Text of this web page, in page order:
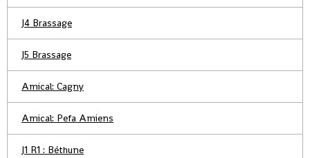
J4 Brassage
J5 Brassage
Amical: Cagny
Amical: Pefa Amiens
J1 R1 : Béthune